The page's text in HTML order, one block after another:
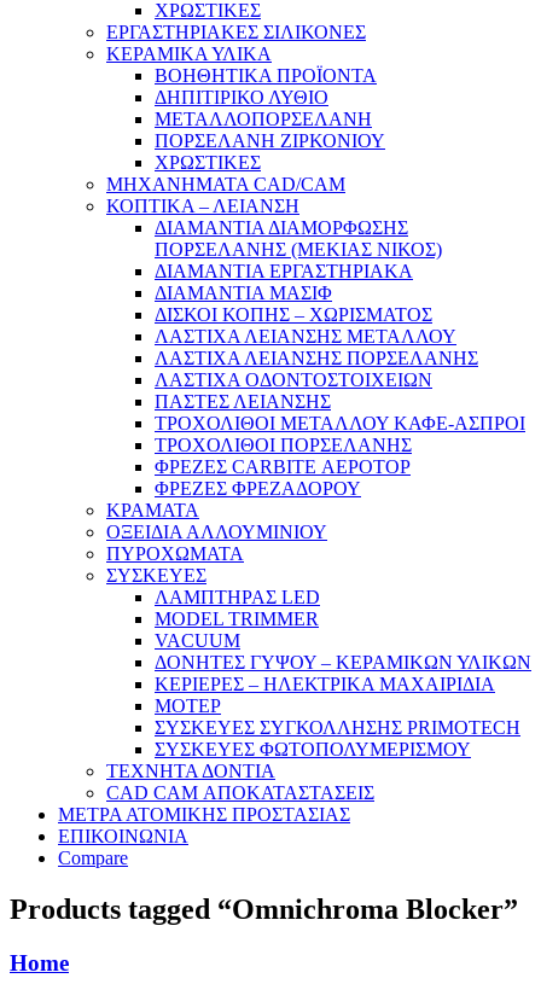
ΧΡΩΣΤΙΚΕΣ
ΕΡΓΑΣΤΗΡΙΑΚΕΣ ΣΙΛΙΚΟΝΕΣ
ΚΕΡΑΜΙΚΑ ΥΛΙΚΑ
ΒΟΗΘΗΤΙΚΑ ΠΡΟΪΟΝΤΑ
ΔΗΠΙΤΙΡΙΚΟ ΛΥΘΙΟ
ΜΕΤΑΛΛΟΠΟΡΣΕΛΑΝΗ
ΠΟΡΣΕΛΑΝΗ ΖΙΡΚΟΝΙΟΥ
ΧΡΩΣΤΙΚΕΣ
ΜΗΧΑΝΗΜΑΤΑ CAD/CAM
ΚΟΠΤΙΚΑ – ΛΕΙΑΝΣΗ
ΔΙΑΜΑΝΤΙΑ ΔΙΑΜΟΡΦΩΣΗΣ
ΠΟΡΣΕΛΑΝΗΣ (ΜΕΚΙΑΣ ΝΙΚΟΣ)
ΔΙΑΜΑΝΤΙΑ ΕΡΓΑΣΤΗΡΙΑΚΑ
ΔΙΑΜΑΝΤΙΑ ΜΑΣΙΦ
ΔΙΣΚΟΙ ΚΟΠΗΣ – ΧΩΡΙΣΜΑΤΟΣ
ΛΑΣΤΙΧΑ ΛΕΙΑΝΣΗΣ ΜΕΤΑΛΛΟΥ
ΛΑΣΤΙΧΑ ΛΕΙΑΝΣΗΣ ΠΟΡΣΕΛΑΝΗΣ
ΛΑΣΤΙΧΑ ΟΔΟΝΤΟΣΤΟΙΧΕΙΩΝ
ΠΑΣΤΕΣ ΛΕΙΑΝΣΗΣ
ΤΡΟΧΟΛΙΘΟΙ ΜΕΤΑΛΛΟΥ ΚΑΦΕ-ΑΣΠΡΟΙ
ΤΡΟΧΟΛΙΘΟΙ ΠΟΡΣΕΛΑΝΗΣ
ΦΡΕΖΕΣ CARBITE ΑΕΡΟΤΟΡ
ΦΡΕΖΕΣ ΦΡΕΖΑΔΟΡΟΥ
ΚΡΑΜΑΤΑ
ΟΞΕΙΔΙΑ ΑΛΛΟΥΜΙΝΙΟΥ
ΠΥΡΟΧΩΜΑΤΑ
ΣΥΣΚΕΥΕΣ
ΛΑΜΠΤΗΡΑΣ LED
MODEL TRIMMER
VACUUM
ΔΟΝΗΤΕΣ ΓΥΨΟΥ – ΚΕΡΑΜΙΚΩΝ ΥΛΙΚΩΝ
ΚΕΡΙΕΡΕΣ – ΗΛΕΚΤΡΙΚΑ ΜΑΧΑΙΡΙΔΙΑ
ΜΟΤΕΡ
ΣΥΣΚΕΥΕΣ ΣΥΓΚΟΛΛΗΣΗΣ PRIMOTECH
ΣΥΣΚΕΥΕΣ ΦΩΤΟΠΟΛΥΜΕΡΙΣΜΟΥ
ΤΕΧΝΗΤΑ ΔΟΝΤΙΑ
CAD CAM ΑΠΟΚΑΤΑΣΤΑΣΕΙΣ
ΜΕΤΡΑ ΑΤΟΜΙΚΗΣ ΠΡΟΣΤΑΣΙΑΣ
ΕΠΙΚΟΙΝΩΝΙΑ
Compare
Products tagged “Omnichroma Blocker”
Home